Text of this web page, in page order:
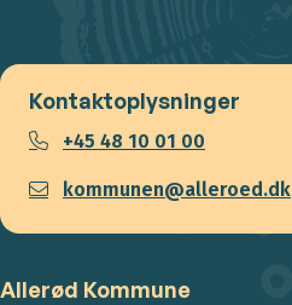
Kontaktoplysninger
+45 48 10 01 00
kommunen@alleroed.dk
Allerød Kommune